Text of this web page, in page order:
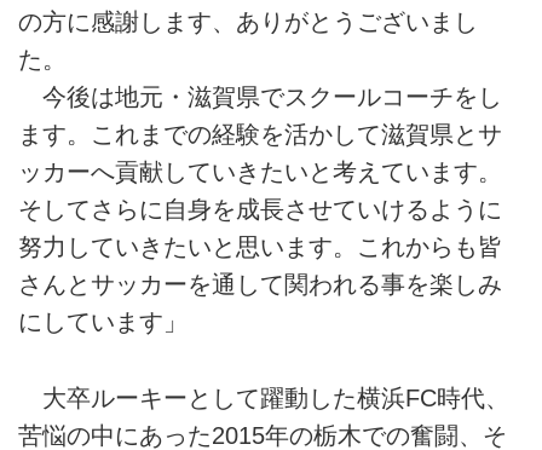
の方に感謝します、ありがとうございまし
た。
今後は地元・滋賀県でスクールコーチをし
ます。これまでの経験を活かして滋賀県とサ
ッカーへ貢献していきたいと考えています。
そしてさらに自身を成長させていけるように
努力していきたいと思います。これからも皆
さんとサッカーを通して関われる事を楽しみ
にしています」
大卒ルーキーとして躍動した横浜FC時代、
苦悩の中にあった2015年の栃木での奮闘、そ